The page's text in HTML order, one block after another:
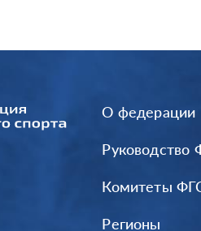
О федерации
Руководство
Комитеты
Регионы